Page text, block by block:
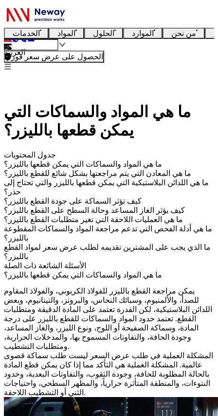
الخدمات المواد الحلول الموارد من نحن
العربية
الحصول على عرض سعر فوري
ما هي المواد والسماكات التي
يمكن قطعها بالليزر؟
جدول المحتويات
ما هي المواد والسماكات التي يمكن قطعها بالليزر؟
ما هي المعادن التي يتم مراجعتها بشكل شائع للقطع بالليزر؟
ما هي اللدائن البلاستيكية التي يمكن قطعها بالليزر والتي تحتاج إلى
حذر؟
كيف تؤثر السماكة على جودة القطع بالليزر؟
كيف يؤثر الغاز المساعد وحالة السطح على القطع بالليزر؟
ما هي العمليات اللاحقة التي تغير متطلبات القطع بالليزر؟
ما هي أدلة الفحص التي تدعم مراجعة المواد والسماكات المقطوعة
بالليزر؟
ما الذي يجب على المشترين تقديمه لطلب عرض سعر لمواد القطع
بالليزر؟
الأسئلة الشائعة ذات الصلة
ما هي المواد والسماكات التي يمكن قطعها بالليزر؟
يمكن مراجعة القطع بالليزر للفولاذ الكربوني، والفولاذ المقاوم
للصدأ، والألمنيوم، وسبائك النحاس، والبرونز، والتيتانيوم، وبعض
اللدائن البلاستيكية، لكن القدرة تعتمد على المادة الدقيقة ومتطلبات
القطع. تعتمد حدود المواد والسماكات للقطع بالليزر على درجة
المادة، وسماكة الصفيحة أو اللوح، ونوع الليزر، والغاز المساعد،
وجودة الحافة، والتفاوتات المسموح بها، والمدخلات الحرارية،
ومتطلبات التشطيب.
المشكلة العملية في طلب عرض السعر ليست طلب سماكة قصوى
عالمية. المشكلة العملية هي التأكد مما إذا كان يمكن قطع المادة
بالحالة المطلوبة للحافة، وجودة الثقوب، والتفاوتات البعدية، وحدود
النتوءات، والمنطقة المتأثرة حرارياً، والمظهر السطحي، واحتياجات
الثني أو التشطيب اللاحقة.